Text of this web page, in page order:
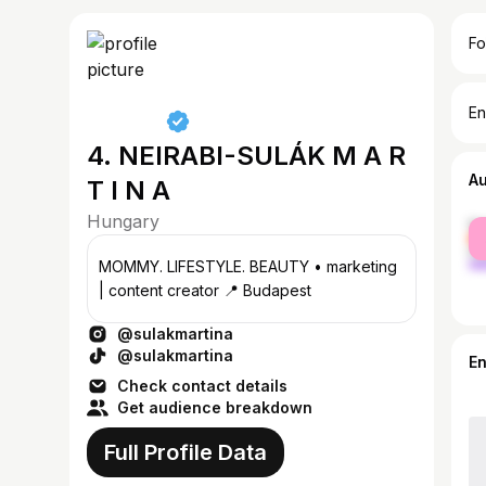
4. NEIRABI-SULÁK M A R
T I N A
Hungary
MOMMY. LIFESTYLE. BEAUTY • marketing
| content creator 📍 Budapest
@sulakmartina
@sulakmartina
Check contact details
Get audience breakdown
Full Profile Data